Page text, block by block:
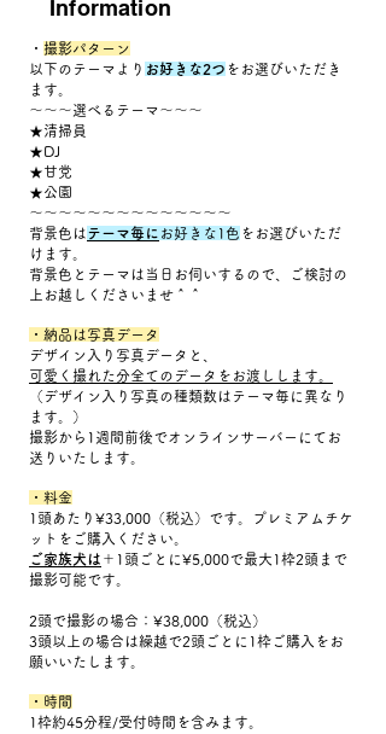
Information
​​ ・撮影パターン
以下のテーマより お好きな2つ をお選びいただき
ます。
〜〜〜選べるテーマ〜〜〜
★清掃員
★DJ
★甘党
★公園
〜〜〜〜〜〜〜〜〜〜〜〜〜〜​
背景色はテーマ毎に お好きな1色 をお選びいただ
けます。
背景色とテーマは当日お伺いするので、ご検討の
上お越しくださいませ＾＾
・納品は写真データ
デザイン入り写真データと、
可愛く撮れた分全てのデータをお渡しします。
（デザイン入り写真の種類数はテーマ毎に異なり
ます。）
撮影から1週間前後でオンラインサーバーにてお
送りいたします。
・料金
1頭あたり¥33,000（税込）です。プレミアムチケ
ットをご購入ください。
ご家族犬は ＋1頭ごとに¥5,000で最大1枠2頭まで
撮影可能です。
2頭で撮影の場合：¥38,000（税込）
3頭以上の場合は繰越で2頭ごとに1枠ご購入をお
願いいたします。
・時間
1枠約45分程/受付時間を含みます。